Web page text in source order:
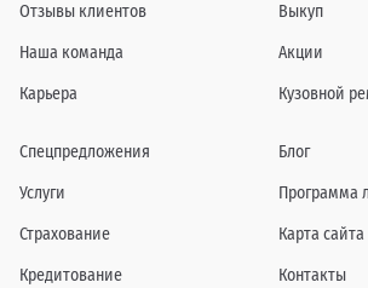
Отзывы клиентов
Наша команда
Карьера
Выкуп
Акции
Кузовной
Спецпредложения
Услуги
Страхование
Кредитование
Блог
Программа
Карта сайта
Контакты